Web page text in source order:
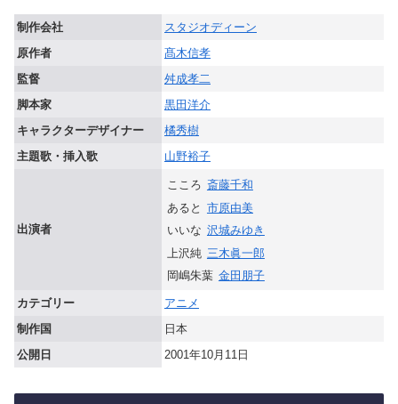
制作会社
スタジオディーン
原作者
髙木信孝
監督
舛成孝二
脚本家
黒田洋介
キャラクターデザイナー
橘秀樹
主題歌・挿入歌
山野裕子
出演者
こころ 斎藤千和
あると 市原由美
いいな 沢城みゆき
上沢純 三木眞一郎
岡嶋朱葉 金田朋子
カテゴリー
アニメ
制作国
日本
公開日
2001年10月11日